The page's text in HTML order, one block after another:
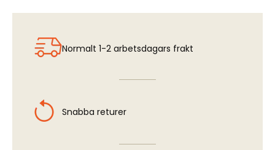
Normalt 1-2 arbetsdagars frakt
Snabba returer